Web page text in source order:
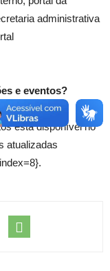
administrativa
e eventos?
está disponível no
atualizadas